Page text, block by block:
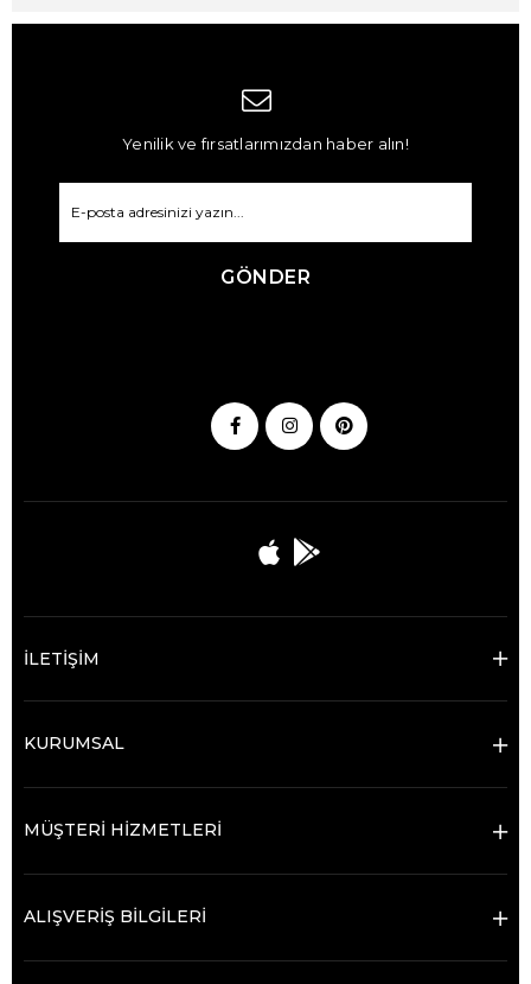
Yenilik ve fırsatlarımızdan haber alın!
GÖNDER
İLETİŞİM
KURUMSAL
MÜŞTERİ HİZMETLERİ
ALIŞVERİŞ BİLGİLERİ